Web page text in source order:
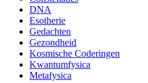
DNA
Esotherie
Gedachten
Gezondheid
Kosmische Coderingen
Kwantumfysica
Metafysica